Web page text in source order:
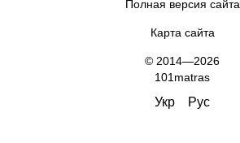
Полная версия сайта
Карта сайта
© 2014—2026
101matras
Укр Рус